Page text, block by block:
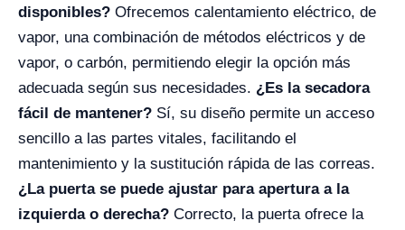
disponibles? Ofrecemos calentamiento eléctrico, de
vapor, una combinación de métodos eléctricos y de
vapor, o carbón, permitiendo elegir la opción más
adecuada según sus necesidades. ¿Es la secadora
fácil de mantener? Sí, su diseño permite un acceso
sencillo a las partes vitales, facilitando el
mantenimiento y la sustitución rápida de las correas.
¿La puerta se puede ajustar para apertura a la
izquierda o derecha? Correcto, la puerta ofrece la